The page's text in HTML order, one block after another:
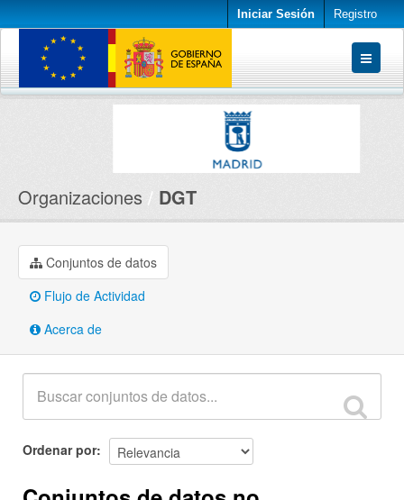
Iniciar Sesión Registro
Conjuntos de datos
Organizaciones DGT
Conjuntos de datos
Flujo de Actividad
Acerca de
Ordenar por